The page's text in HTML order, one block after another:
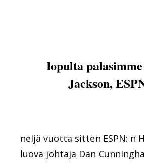
lopulta
Jackson,
neljä vuotta sitten ESPN:
luova johtaja Dan